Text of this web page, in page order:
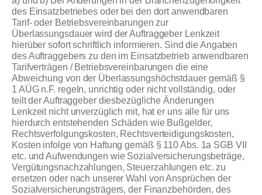
des Einsatzbetriebes oder bei den dort anwendbaren
Tarif- oder Betriebsvereinbarungen zur
Überlassungsdauer wird der Auftraggeber Lenkzeit
hierüber sofort schriftlich informieren. Sind die Angaben
des Auftraggebers zu den im Einsatzbetrieb anwendbaren
Tarifverträgen / Betriebsvereinbarungen die eine
Abweichung von der Überlassungshöchstdauer gemäß §
1 AÜG n.F. regeln, unrichtig oder nicht vollständig, oder
teilt der Auftraggeber diesbezügliche Änderungen
Lenkzeit nicht unverzüglich mit, hat er uns alle für uns
hierdurch entstehenden Schäden wie Bußgelder,
Rechtsverfolgungskosten, Rechtsverteidigungskosten,
Kosten infolge von Haftung gemäß § 110 Abs. 1a SGB VII
etc. und Aufwendungen wie Sozialversicherungsbeträge,
Vergütungsnachzahlungen, Steuerzahlungen etc. zu
ersetzen oder nach unserer Wahl von Ansprüchen der
Sozialversicherungsträgers, der Finanzbehörden, des